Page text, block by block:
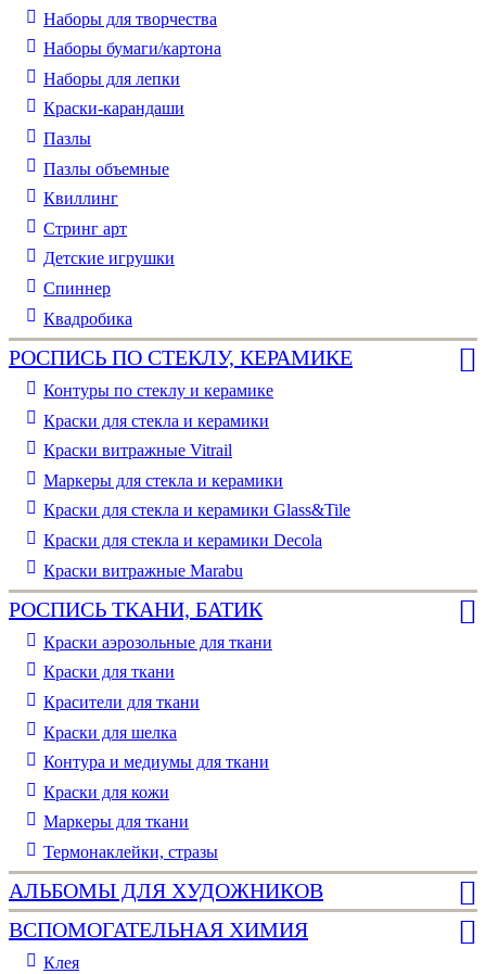
Наборы для творчества
Наборы бумаги/картона
Наборы для лепки
Краски-карандаши
Пазлы
Пазлы объемные
Квиллинг
Стринг арт
Детские игрушки
Спиннер
Квадробика
РОСПИСЬ ПО СТЕКЛУ, КЕРАМИКЕ
Контуры по стеклу и керамике
Краски для стекла и керамики
Краски витражные Vitrail
Маркеры для стекла и керамики
Краски для стекла и керамики Glass&Tile
Краски для стекла и керамики Decola
Краски витражные Marabu
РОСПИСЬ ТКАНИ, БАТИК
Краски аэрозольные для ткани
Краски для ткани
Красители для ткани
Краски для шелка
Контура и медиумы для ткани
Краски для кожи
Маркеры для ткани
Термонаклейки, стразы
АЛЬБОМЫ ДЛЯ ХУДОЖНИКОВ
ВСПОМОГАТЕЛЬНАЯ ХИМИЯ
Клея